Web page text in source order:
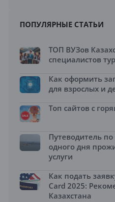
ПОПУЛЯРНЫЕ СТАТЬИ
ТОП ВУЗов
специалистов
Как оформить
для взрослых и
Топ сайтов с
Путеводитель
одного дня
услуги
Как подать
Card 2025:
Казахстана